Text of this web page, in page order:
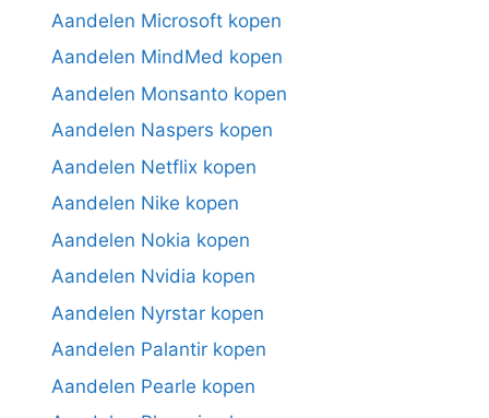
Aandelen Microsoft kopen
Aandelen MindMed kopen
Aandelen Monsanto kopen
Aandelen Naspers kopen
Aandelen Netflix kopen
Aandelen Nike kopen
Aandelen Nokia kopen
Aandelen Nvidia kopen
Aandelen Nyrstar kopen
Aandelen Palantir kopen
Aandelen Pearle kopen